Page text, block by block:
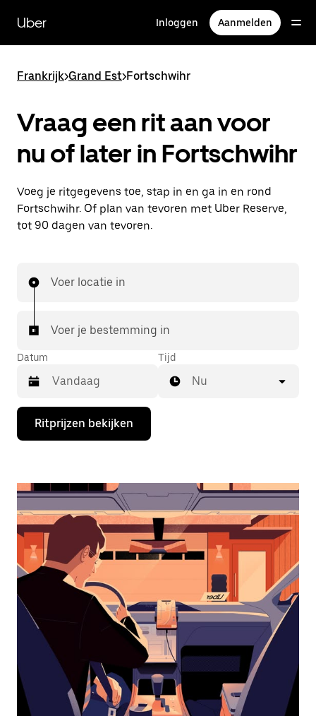
naar
hoofdinhoud
Uber Inloggen Aanmelden
Frankrijk>Grand Est>Fortschwihr
Vraag een rit aan voor
nu of later in Fortschwihr
Voeg je ritgegevens toe, stap in en ga in en rond
Fortschwihr. Of plan van tevoren met Uber Reserve,
tot 90 dagen van tevoren.
Voer locatie in
Voer je bestemming in
Datum
Druk
de
de
te
openen
een
datum
te
selecteren.
Druk
Escape
agenda
te
sluiten.
Tijd
Nu
Ritprijzen bekijken